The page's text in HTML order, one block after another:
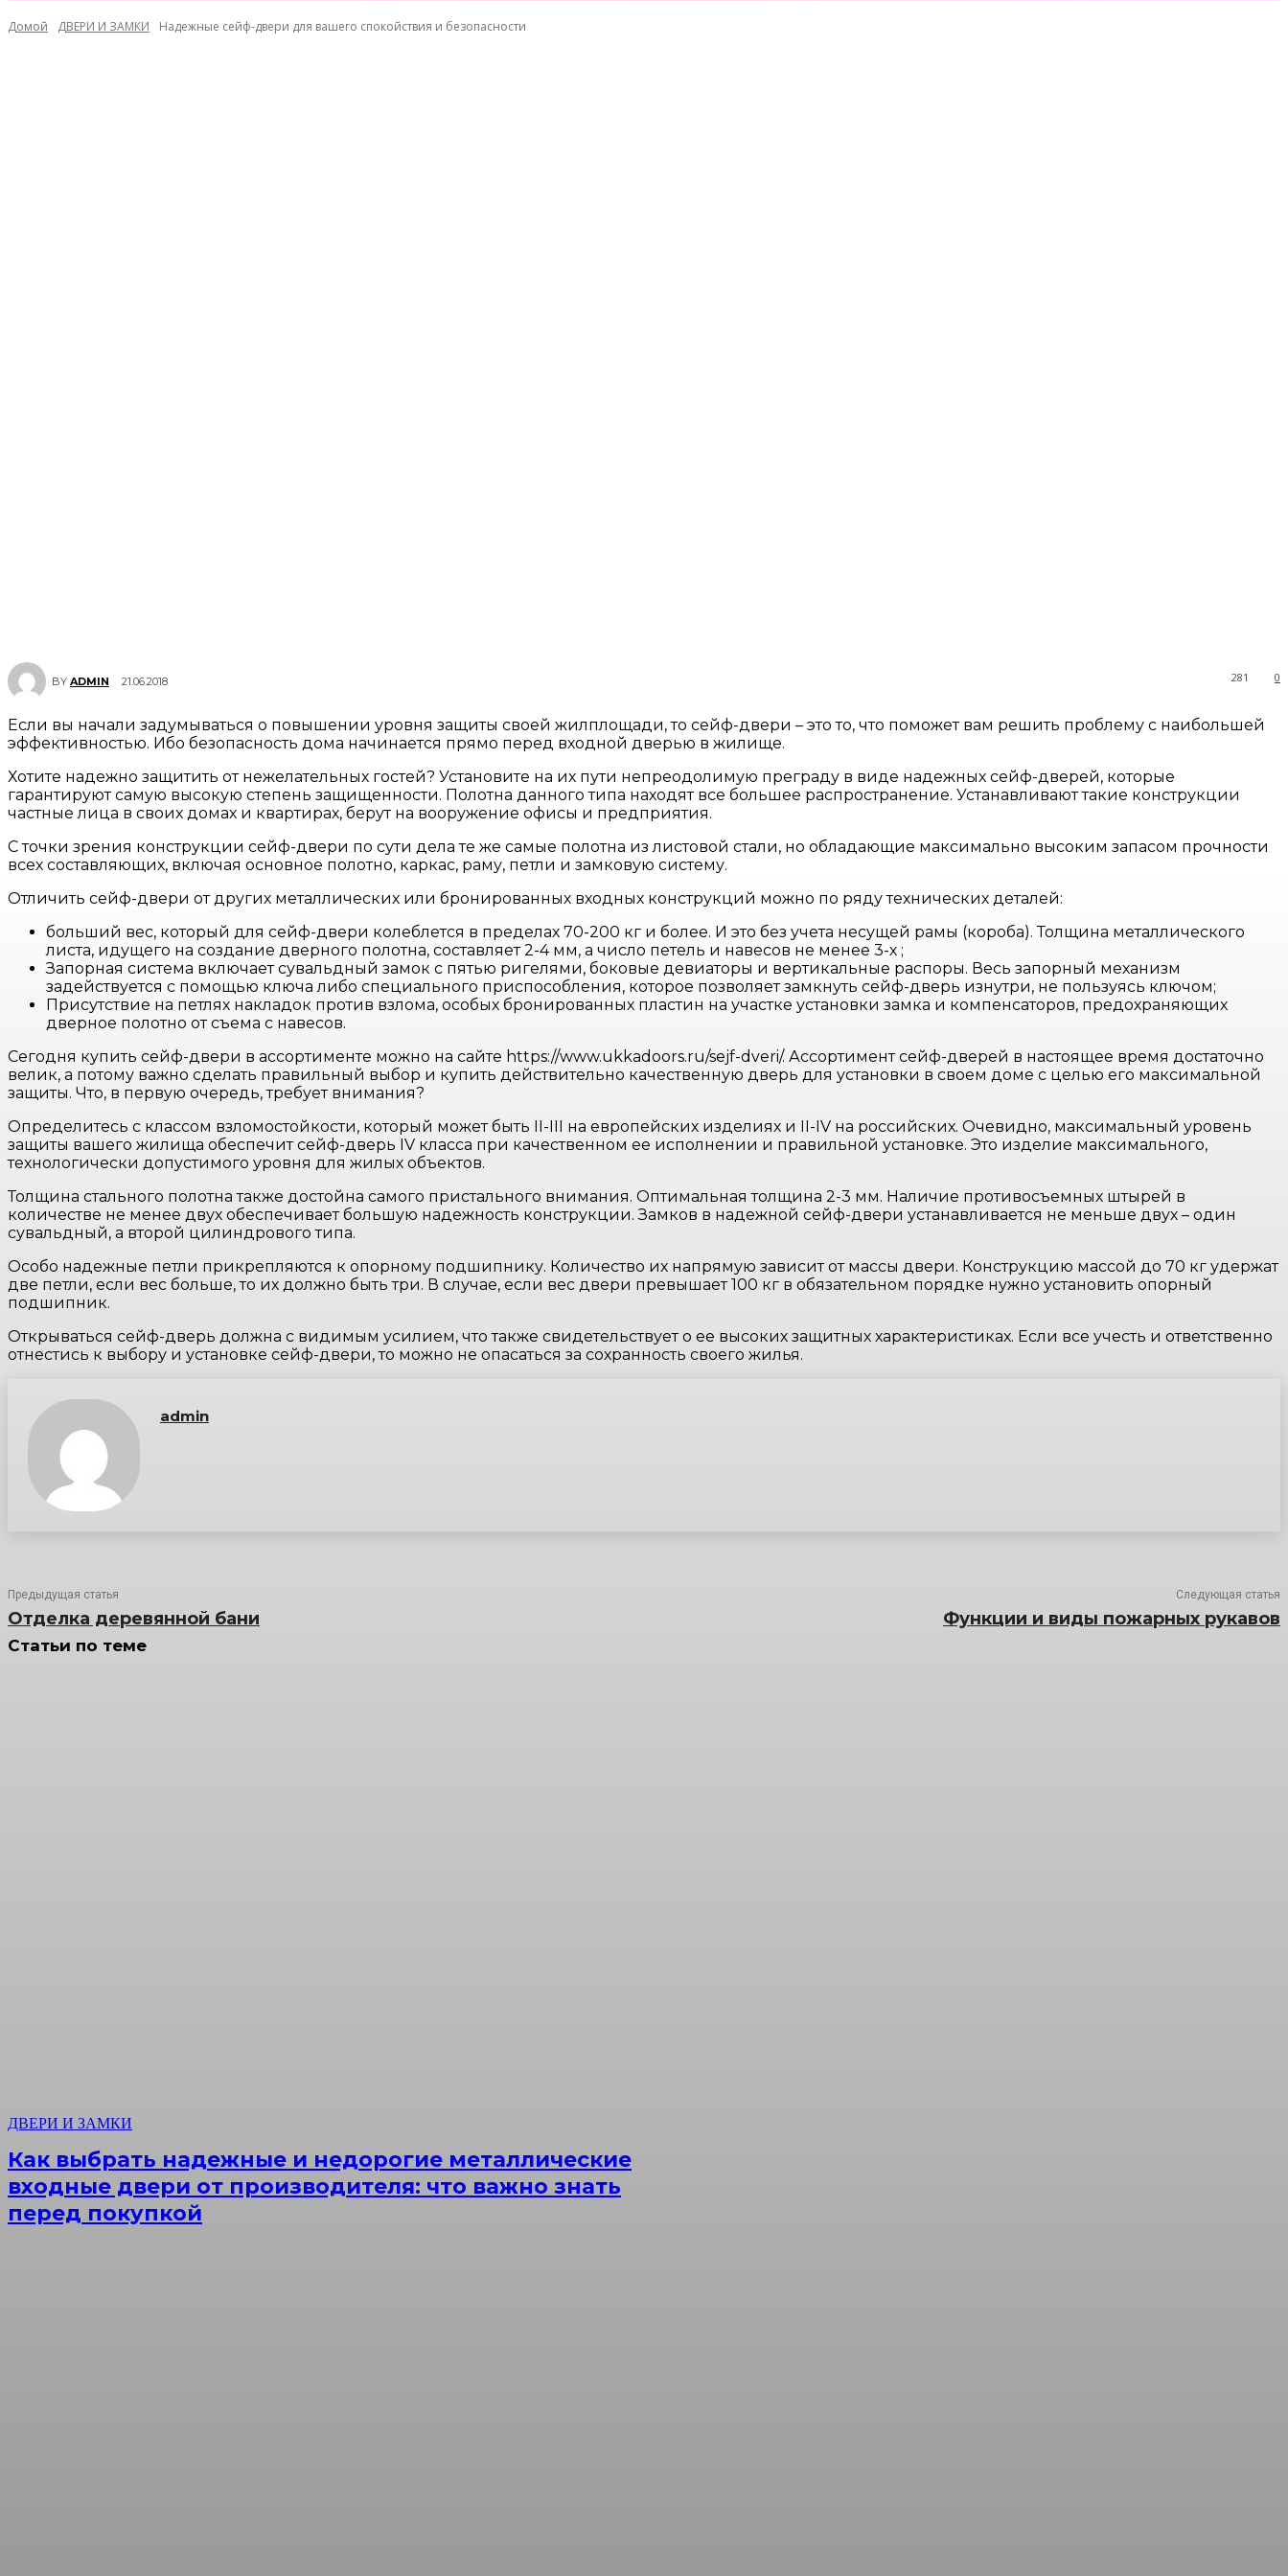
Домой ДВЕРИ И ЗАМКИ Надежные сейф-двери для вашего спокойствия и безопасности
BY ADMIN 21.06.2018 0
281
Если вы начали задумываться о повышении уровня защиты своей жилплощади, то сейф-двери – это то, что поможет вам решить проблему с наибольшей
эффективностью. Ибо безопасность дома начинается прямо перед входной дверью в жилище.
Хотите надежно защитить от нежелательных гостей? Установите на их пути непреодолимую преграду в виде надежных сейф-дверей, которые
гарантируют самую высокую степень защищенности. Полотна данного типа находят все большее распространение. Устанавливают такие конструкции
частные лица в своих домах и квартирах, берут на вооружение офисы и предприятия.
С точки зрения конструкции сейф-двери по сути дела те же самые полотна из листовой стали, но обладающие максимально высоким запасом прочности
всех составляющих, включая основное полотно, каркас, раму, петли и замковую систему.
Отличить сейф-двери от других металлических или бронированных входных конструкций можно по ряду технических деталей:
больший вес, который для сейф-двери колеблется в пределах 70-200 кг и более. И это без учета несущей рамы (короба). Толщина металлического
листа, идущего на создание дверного полотна, составляет 2-4 мм, а число петель и навесов не менее 3-х ;
Запорная система включает сувальдный замок с пятью ригелями, боковые девиаторы и вертикальные распоры. Весь запорный механизм
задействуется с помощью ключа либо специального приспособления, которое позволяет замкнуть сейф-дверь изнутри, не пользуясь ключом;
Присутствие на петлях накладок против взлома, особых бронированных пластин на участке установки замка и компенсаторов, предохраняющих
дверное полотно от съема с навесов.
Сегодня купить сейф-двери в ассортименте можно на сайте https://www.ukkadoors.ru/sejf-dveri/. Ассортимент сейф-дверей в настоящее время достаточно
велик, а потому важно сделать правильный выбор и купить действительно качественную дверь для установки в своем доме с целью его максимальной
защиты. Что, в первую очередь, требует внимания?
Определитесь с классом взломостойкости, который может быть II-III на европейских изделиях и II-IV на российских. Очевидно, максимальный уровень
защиты вашего жилища обеспечит сейф-дверь IV класса при качественном ее исполнении и правильной установке. Это изделие максимального,
технологически допустимого уровня для жилых объектов.
Толщина стального полотна также достойна самого пристального внимания. Оптимальная толщина 2-3 мм. Наличие противосъемных штырей в
количестве не менее двух обеспечивает большую надежность конструкции. Замков в надежной сейф-двери устанавливается не меньше двух – один
сувальдный, а второй цилиндрового типа.
Особо надежные петли прикрепляются к опорному подшипнику. Количество их напрямую зависит от массы двери. Конструкцию массой до 70 кг удержат
две петли, если вес больше, то их должно быть три. В случае, если вес двери превышает 100 кг в обязательном порядке нужно установить опорный
подшипник.
Открываться сейф-дверь должна с видимым усилием, что также свидетельствует о ее высоких защитных характеристиках. Если все учесть и ответственно
отнестись к выбору и установке сейф-двери, то можно не опасаться за сохранность своего жилья.
admin
Предыдущая статья
Отделка деревянной бани
Следующая статья
Функции и виды пожарных рукавов
Статьи по теме
ДВЕРИ И ЗАМКИ
Как выбрать надежные и недорогие металлические
входные двери от производителя: что важно знать
перед покупкой